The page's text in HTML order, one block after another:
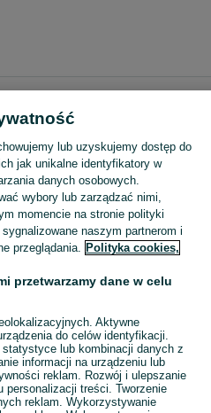
dla dziewczynki strój Zobacz
lub uzyskujemy dostęp do
jak unikalne identyfikatory w
danych osobowych.
wybory lub zarządzać nimi,
momencie na stronie polityki
naszym partnerom i
przeglądania. Polityka cookies,
przetwarzamy dane w celu
Aktywne
do celów identyfikacji.
lub kombinacji danych z
informacji na urządzeniu lub
reklam. Rozwój i ulepszanie
personalizacji treści. Tworzenie
reklam. Wykorzystywanie